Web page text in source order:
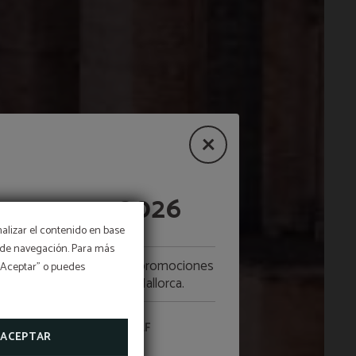
el contenido en base
navegación. Para más
o puedes
ACEPTAR
verano 2026
descubre nuestras promociones
quieres vivir el golf en Mallorca.
OFERTAS DE GOLF